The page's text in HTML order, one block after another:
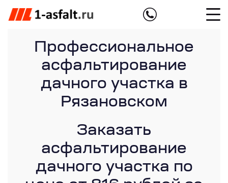
Профессиональное
асфальтирование
дачного участка в
Рязановском
Заказать
асфальтирование
дачного участка по